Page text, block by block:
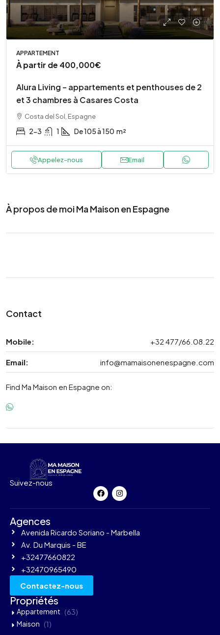
APPARTEMENT
À partir de 400,000€
Alura Living – appartements et penthouses de 2
et 3 chambres à Casares Costa
Costa del Sol, Espagne
2-3 1 De 105 à 150 m²
Appelez-nous Email
À propos de moi Ma Maison en Espagne
Contact
Mobile: +32 477/66.08.22
Email: info@mamaisonenespagne.com
Find Ma Maison en Espagne on:
Suivez-nous
Agences
Avenida Ricardo Soriano - Marbella
Av. Du Marquis - BE
+32477660822
+32470965490
Contactez-nous
Propriétés
Appartement (63)
Maison (1)